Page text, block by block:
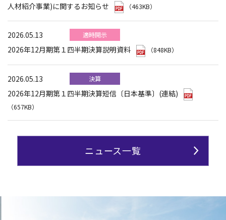
人材紹介事業)に関するお知らせ
（463KB）
2026.05.13 適時開示
2026年12月期第１四半期決算説明資料 （848KB）
2026.05.13 決算
2026年12月期第１四半期決算短信〔日本基準〕(連結)
（657KB）
ニュース一覧